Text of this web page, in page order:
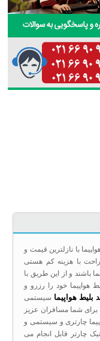
با نازلترین قیمت و
راحت با هزینه کم هستی
باشند و از این طریق با
خود را رزرو و
بلیط هواپیما سیستمی
برای شما مسافران عزیز
چارتری و سیستمی و
چارتر قابل انجام می